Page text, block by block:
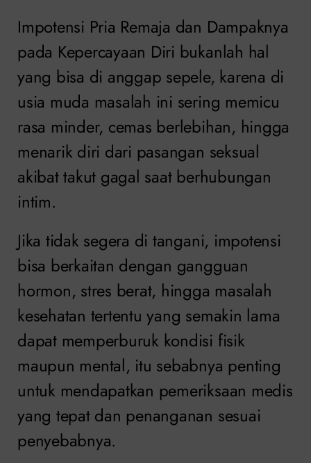
Impotensi Pria Remaja dan Dampaknya
pada Kepercayaan Diri bukanlah hal
yang bisa di anggap sepele, karena di
usia muda masalah ini sering memicu
rasa minder, cemas berlebihan, hingga
menarik diri dari pasangan seksual
akibat takut gagal saat berhubungan
intim.
Jika tidak segera di tangani, impotensi
bisa berkaitan dengan gangguan
hormon, stres berat, hingga masalah
kesehatan tertentu yang semakin lama
dapat memperburuk kondisi fisik
maupun mental, itu sebabnya penting
untuk mendapatkan pemeriksaan medis
yang tepat dan penanganan sesuai
penyebabnya.